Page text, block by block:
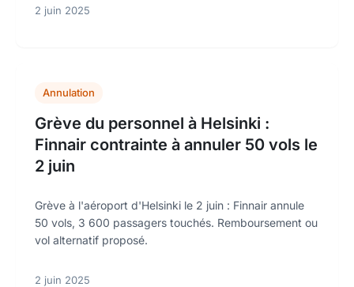
2 juin 2025
Annulation
Grève du personnel à Helsinki :
Finnair contrainte à annuler 50 vols le
2 juin
Grève à l'aéroport d'Helsinki le 2 juin : Finnair annule
50 vols, 3 600 passagers touchés. Remboursement ou
vol alternatif proposé.
2 juin 2025